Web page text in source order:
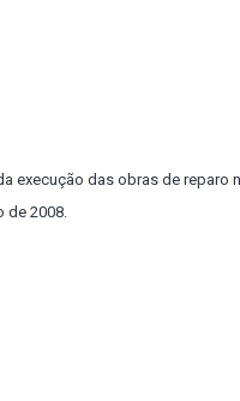
execução das obras de reparo
de 2008.